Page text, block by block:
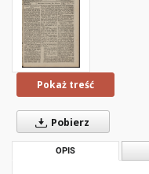
Pokaż treść
Pobierz
OPIS